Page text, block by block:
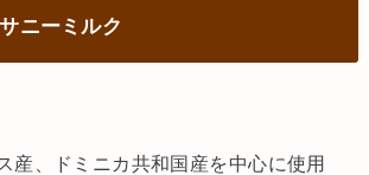
ニーミルク
産、ドミニカ共和国産を中心に使用